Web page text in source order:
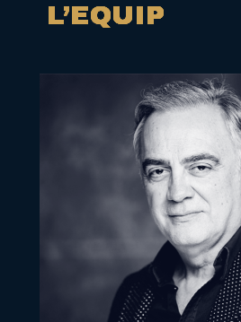
L’EQUIP